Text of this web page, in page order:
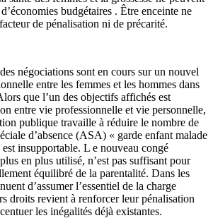
budgétaires . Être enceinte ne
de pénalisation ni de précarité.
négociations sont en cours sur un nouvel
entre les femmes et les hommes dans
que l’un des objectifs affichés est
entre vie professionnelle et vie personnelle,
publique travaille à réduire le nombre de
d’absence (ASA) « garde enfant malade
insupportable. L e nouveau congé
en plus utilisé, n’est pas suffisant pour
équilibré de la parentalité. Dans les
d’assumer l’essentiel de la charge
droits revient à renforcer leur pénalisation
les inégalités déjà existantes.